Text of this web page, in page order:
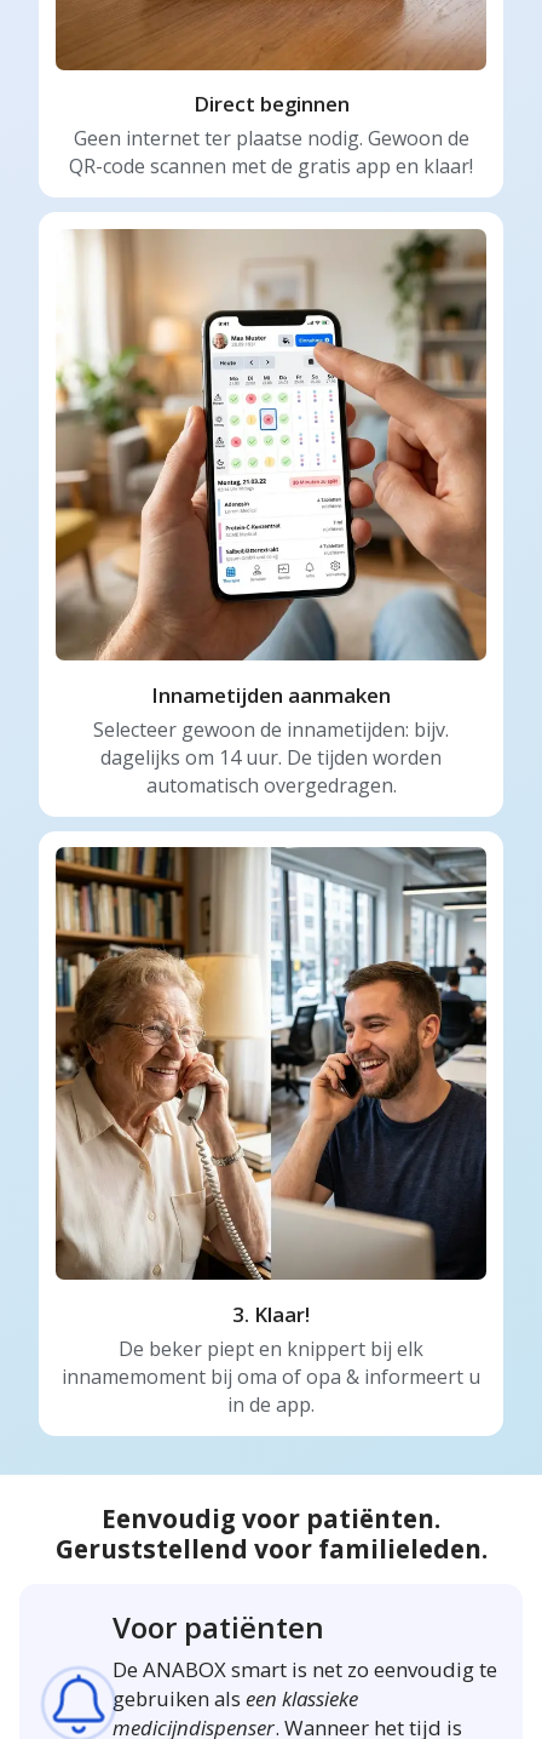
Direct beginnen
Geen internet ter plaatse nodig. Gewoon de
QR-code scannen met de gratis app en klaar!
Innametijden aanmaken
Selecteer gewoon de innametijden: bijv.
dagelijks om 14 uur. De tijden worden
automatisch overgedragen.
3. Klaar!
De beker piept en knippert bij elk
innamemoment bij oma of opa & informeert u
in de app.
Eenvoudig voor patiënten.
Geruststellend voor familieleden.
Voor patiënten
De ANABOX smart is net zo eenvoudig te
gebruiken als een klassieke
medicijndispenser. Wanneer het tijd is